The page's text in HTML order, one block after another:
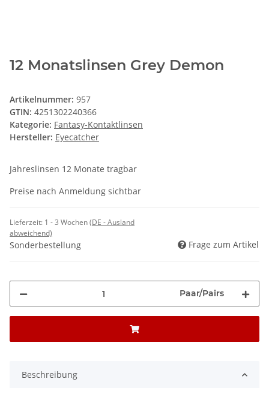
12 Monatslinsen Grey Demon
Artikelnummer: 957
GTIN: 4251302240366
Kategorie: Fantasy-Kontaktlinsen
Hersteller: Eyecatcher
Jahreslinsen 12 Monate tragbar
Preise nach Anmeldung sichtbar
Lieferzeit: 1 - 3 Wochen(DE - Ausland
abweichend)
Sonderbestellung Frage zum Artikel
Paar/Pairs
Beschreibung